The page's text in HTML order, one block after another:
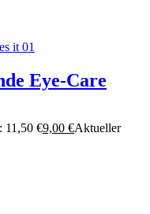
Eye-Care
11,50 €9,00 €Aktueller